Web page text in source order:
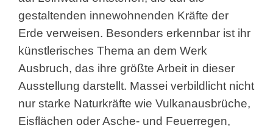
gestaltenden innewohnenden Kräfte der
Erde verweisen. Besonders erkennbar ist ihr
künstlerisches Thema an dem Werk
Ausbruch, das ihre größte Arbeit in dieser
Ausstellung darstellt. Massei verbildlicht nicht
nur starke Naturkräfte wie Vulkanausbrüche,
Eisflächen oder Asche- und Feuerregen,